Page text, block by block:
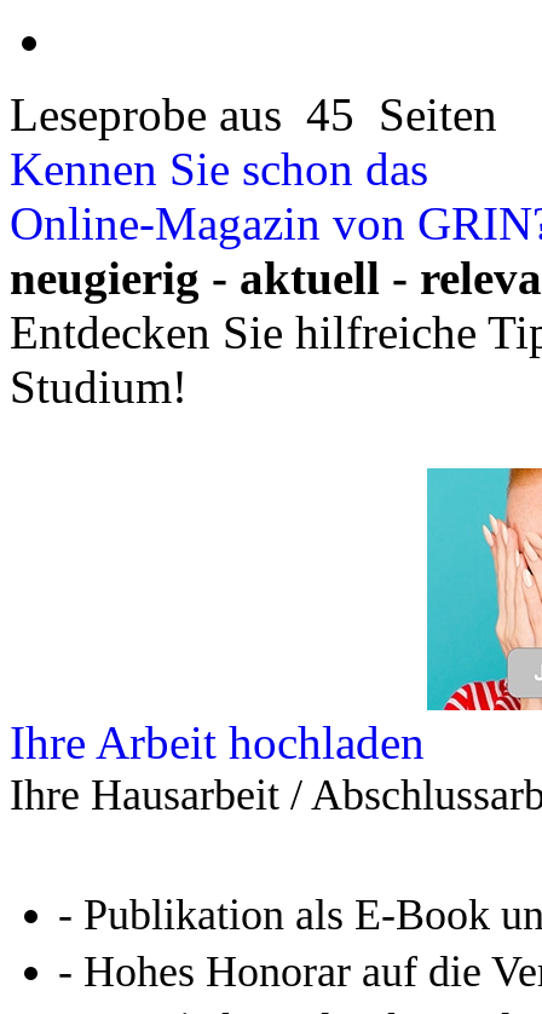
Leseprobe aus 45 Seiten
Kennen Sie schon das
Online-Magazin von
Entdecken Sie hilfreiche
Studium!